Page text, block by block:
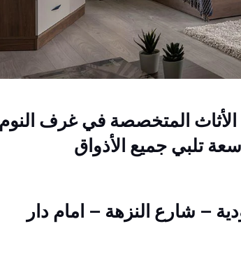
المتخصصة في غرف النوم
تلبي جميع الأذواق
السعودية – شارع النزهة – امام دار